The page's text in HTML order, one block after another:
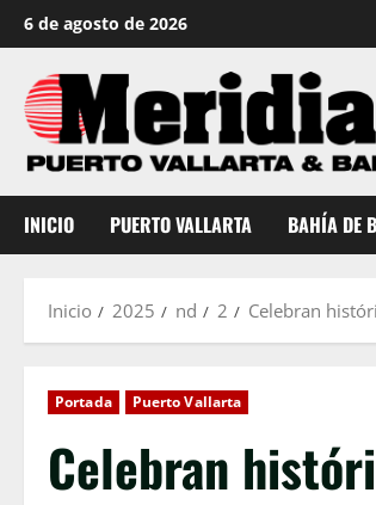
Saltar
al
contenido
6 de agosto de 2026
INICIO PUERTO VALLARTA BAHÍA DE
Inicio 2025 nd 2 Celebran
Portada Puerto Vallarta
Celebran